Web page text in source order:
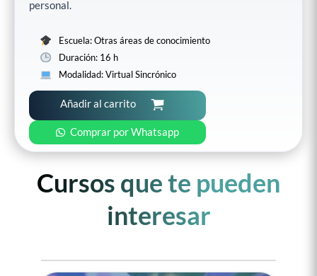
personal.
Escuela: Otras áreas de conocimiento
Duración: 16 h
Modalidad: Virtual Sincrónico
Añadir al carrito
Comprar por Whatsapp
Cursos que te pueden
interesar